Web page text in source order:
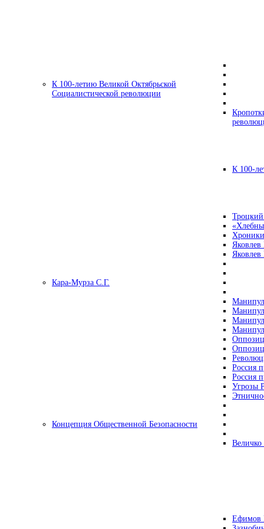
К 100-летию Великой Октябрьской
Социалистической революции
К 100-
Кара-Мурза С.Г.
Россия
Россия
Угрозы
Концепция Общественной Безопасности
Ефимов